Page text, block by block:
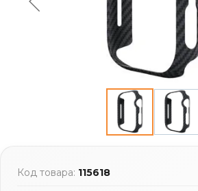
Код товара: 115618